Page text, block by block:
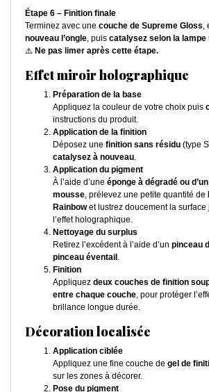
Étape 6 – Finition finale
Terminez avec une couche de Supreme Gloss,
nouveau l’ongle, puis catalysez selon la lampe
⚠️ Ne pas limer après cette étape.
Effet miroir holographique
Préparation de la base
Appliquez la couleur de votre choix puis
instructions du produit.
Application de la finition
Déposez une finition sans résidu (type
catalysez à nouveau.
Application du pigment
À l’aide d’une éponge à dégradé ou
mousse, prélevez une petite quantité de
Rainbowet lustrez doucement la surface
l’effet holographique.
Nettoyage du surplus
Retirez l’excédent à l’aide d’un pinceau
pinceau éventail.
Finition
Appliquez deux couches de finition
entre chaque couche, pour protéger
brillance longue durée.
Décoration localisée
Application ciblée
Appliquez une fine couche de gel de
sur les zones à décorer.
Pose du pigment